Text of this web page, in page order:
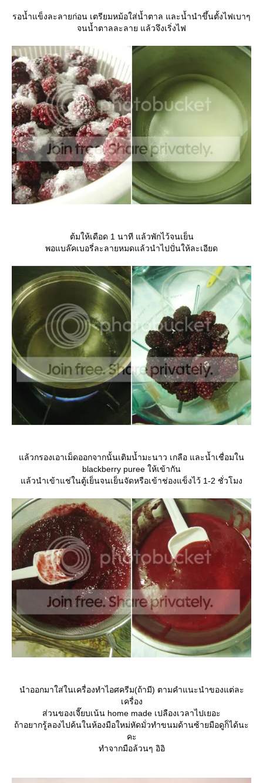
รอน้ำแข็งละลายก่อน เตรียมหม้อใส่น้ำตาล และน้ำนำขึ้นตั้งไฟเบาๆ
จนน้ำตาลละลาย แล้วจึงเริ่งไฟ
ต้มให้เดือด 1 นาที แล้วพักไว้จนเย็น
พอแบล๊คเบอรี่ละลายหมดแล้วนำไปปั่นให้ละเอียด
ล้วกรองเอาเม็ดออกจากนั้นเติมน้ำมะนาว เกลือ และน้ำเชื่อมใน
blackberry puree ให้เข้ากัน
ล้วนำเข้าแช่ในตู้เย็นจนเย็นจัดหรือเข้าช่องแข็งไว้ 1-2 ชั่วโมง
นำออกมาใส่ในเครื่องทำไอศครีม(ถ้ามี) ตามคำแนะนำของแต่ละ
เครื่อง
ส่วนของเจี๊ยบเน้น home made เปลืองเวลาไปเยอะ
ถ้าอยากรู้ลองไปค้นในห้องมือใหม่หัดมั่วทำขนมด้านซ้ายมือดูก็ได้นะ
คะ
ทำจากมือล้วนๆ อิอิ